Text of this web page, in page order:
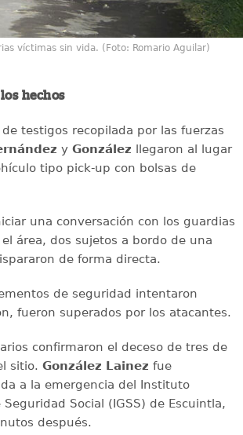
víctimas sin vida. (Foto: Romario Aguilar)
hechos
testigos recopilada por las fuerzas
y González llegaron al lugar
tipo pick-up con bolsas de
una conversación con los guardias
área, dos sujetos a bordo de una
de forma directa.
de seguridad intentaron
fueron superados por los atacantes.
confirmaron el deceso de tres de
sitio. González Lainez fue
a la emergencia del Instituto
Social (IGSS) de Escuintla,
después.